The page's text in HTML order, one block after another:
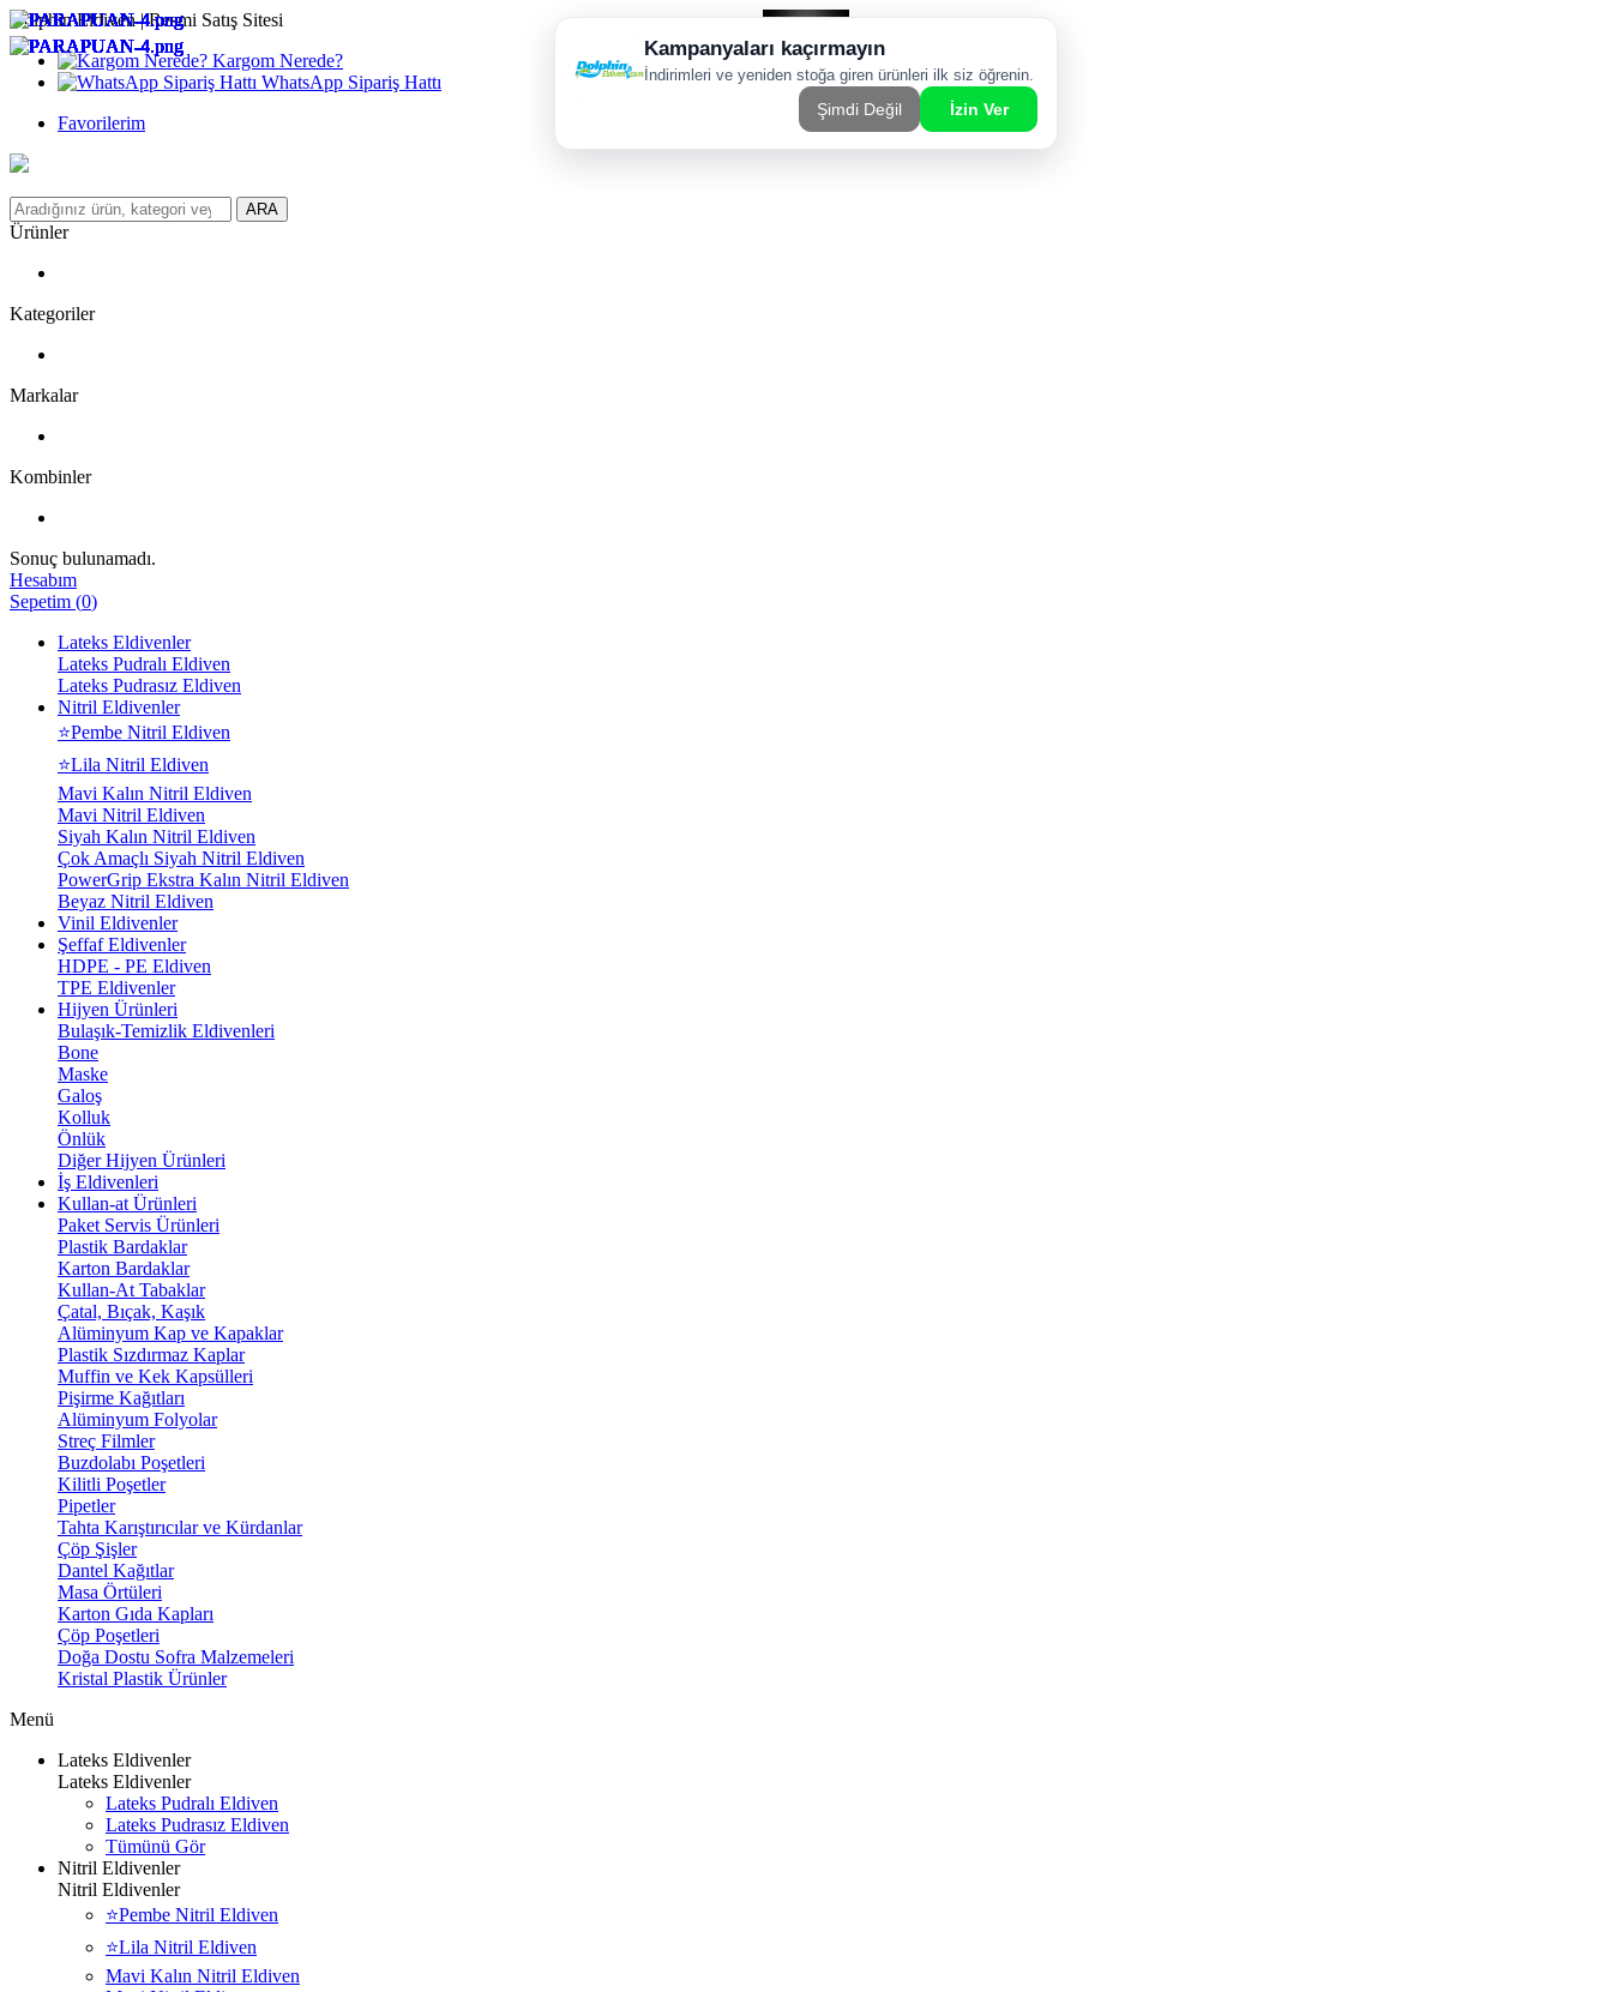
Dolphin Eldiven | Resmi Satış Sitesi
Kargom Nerede?
WhatsApp Sipariş Hattı
Favorilerim
ARA
Ürünler
Kategoriler
Markalar
Kombinler
Sonuç bulunamadı.
Hesabım
Sepetim (0)
Lateks Eldivenler
Lateks Pudralı Eldiven
Lateks Pudrasız Eldiven
Nitril Eldivenler
⭐Pembe Nitril Eldiven
⭐Lila Nitril Eldiven
Mavi Kalın Nitril Eldiven
Mavi Nitril Eldiven
Siyah Kalın Nitril Eldiven
Çok Amaçlı Siyah Nitril Eldiven
PowerGrip Ekstra Kalın Nitril Eldiven
Beyaz Nitril Eldiven
Vinil Eldivenler
Şeffaf Eldivenler
HDPE - PE Eldiven
TPE Eldivenler
Hijyen Ürünleri
Bulaşık-Temizlik Eldivenleri
Bone
Maske
Galoş
Kolluk
Önlük
Diğer Hijyen Ürünleri
İş Eldivenleri
Kullan-at Ürünleri
Paket Servis Ürünleri
Plastik Bardaklar
Karton Bardaklar
Kullan-At Tabaklar
Çatal, Bıçak, Kaşık
Alüminyum Kap ve Kapaklar
Plastik Sızdırmaz Kaplar
Muffin ve Kek Kapsülleri
Pişirme Kağıtları
Alüminyum Folyolar
Streç Filmler
Buzdolabı Poşetleri
Kilitli Poşetler
Pipetler
Tahta Karıştırıcılar ve Kürdanlar
Çöp Şişler
Dantel Kağıtlar
Masa Örtüleri
Karton Gıda Kapları
Çöp Poşetleri
Doğa Dostu Sofra Malzemeleri
Kristal Plastik Ürünler
Menü
Lateks Eldivenler
Lateks Eldivenler
Lateks Pudralı Eldiven
Lateks Pudrasız Eldiven
Tümünü Gör
Nitril Eldivenler
Nitril Eldivenler
⭐Pembe Nitril Eldiven
⭐Lila Nitril Eldiven
Mavi Kalın Nitril Eldiven